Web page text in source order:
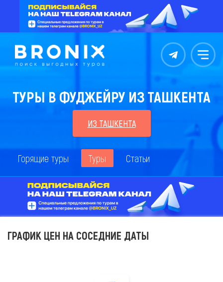
Контакты Меню
ТУРЫ В ФУДЖЕЙРУ ИЗ ТАШКЕНТА
ИЗ ТАШКЕНТА
Горящие туры Туры Статьи
ГРАФИК ЦЕН НА СОСЕДНИЕ ДАТЫ